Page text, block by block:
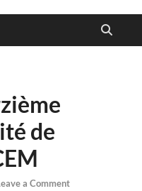
de
a Comment